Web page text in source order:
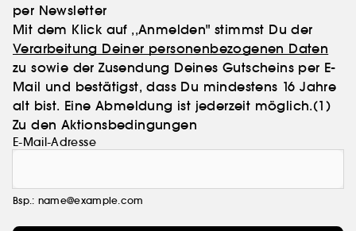
per Newsletter
Mit dem Klick auf ,,Anmelden" stimmst Du der
Verarbeitung Deiner personenbezogenen Daten
zu sowie der Zusendung Deines Gutscheins per E-
Mail und bestätigst, dass Du mindestens 16 Jahre
alt bist. Eine Abmeldung ist jederzeit möglich.(1)
Zu den Aktionsbedingungen
E-Mail-Adresse
Bsp.: name@example.com